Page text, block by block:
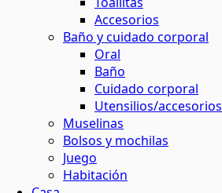
y horticultura
residuos
Accesorios
Baño y cuidado corporal
Oral
Baño
Cuidado corporal
Utensilios/accesorios
Muselinas
Bolsos y mochilas
Juego
Habitación